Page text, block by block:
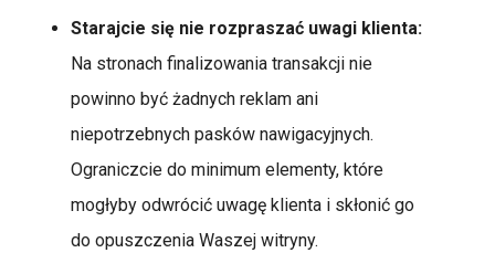
Starajcie się nie rozpraszać uwagi klienta:
Na stronach finalizowania transakcji nie
powinno być żadnych reklam ani
niepotrzebnych pasków nawigacyjnych.
Ograniczcie do minimum elementy, które
mogłyby odwrócić uwagę klienta i skłonić go
do opuszczenia Waszej witryny.